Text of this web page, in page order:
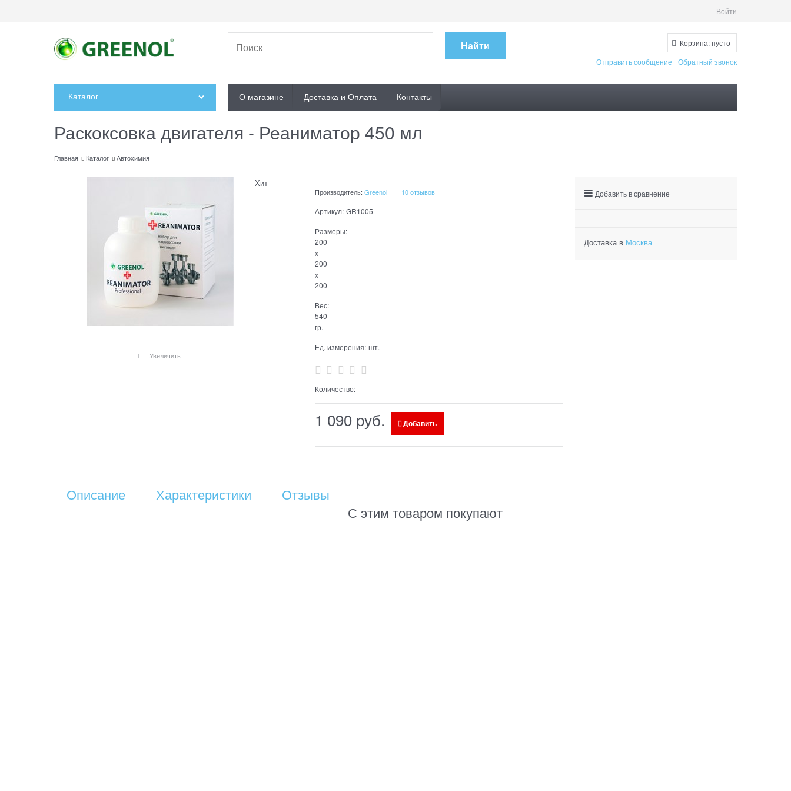
Войти
Найти Корзина:пусто
Отправить сообщение
Обратный звонок
Каталог О магазине Доставка и Оплата Контакты
Раскоксовка двигателя - Реаниматор 450 мл
Главная Каталог Автохимия
Хит
Увеличить
Производитель: Greenol 10 отзывов
Артикул: GR1005
Размеры:
200
x
200
x
200
Вес:
540
гр.
Ед. измерения: шт.
Количество:
1 090 руб. Добавить
Описание Характеристики
Отзывы
С этим товаром покупают
Добавить в сравнение
Доставка в Москва